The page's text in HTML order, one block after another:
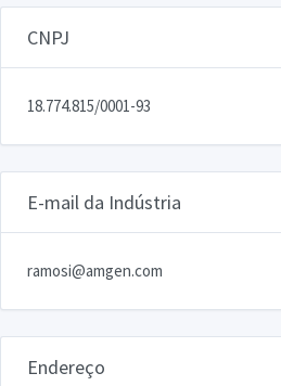
CNPJ
18.774.815/0001-93
E-mail da Indústria
ramosi@amgen.com
Endereço